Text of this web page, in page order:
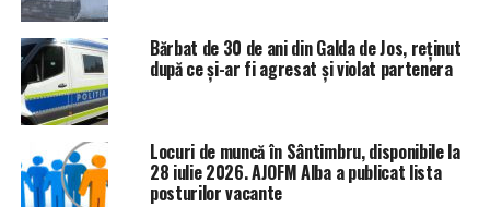
Bărbat de 30 de ani din Galda de Jos, reținut
după ce și-ar fi agresat și violat partenera
Locuri de muncă în Sântimbru, disponibile la
28 iulie 2026. AJOFM Alba a publicat lista
posturilor vacante